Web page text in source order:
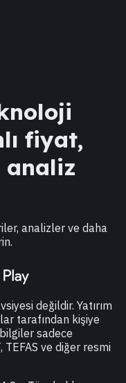
fiyat,
analizler ve daha
değildir. Yatırım
tarafından kişiye
sadece
TEFAS ve diğer resmi